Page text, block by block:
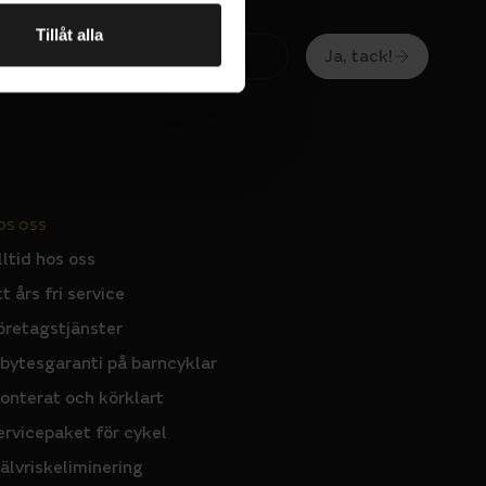
Tillåt alla
Ja, tack!
OSS
hos oss
års fri service
på barncyklar
och körklart
för cykel